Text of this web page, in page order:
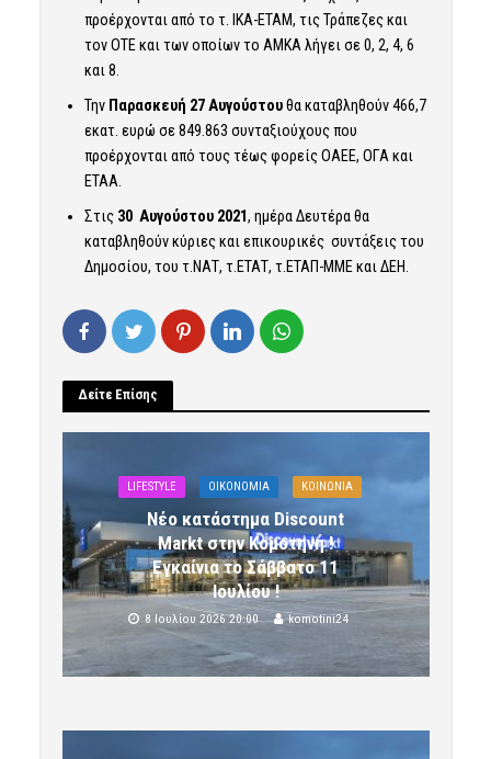
προέρχονται από το τ. ΙΚΑ-ΕΤΑΜ, τις Τράπεζες και
τον ΟΤΕ και των οποίων το ΑΜΚΑ λήγει σε 0, 2, 4, 6
και 8.
Την Παρασκευή 27 Αυγούστουθα καταβληθούν 466,7
εκατ. ευρώ σε 849.863 συνταξιούχους που
προέρχονται από τους τέως φορείςΟΑΕΕ, ΟΓΑκαι
ΕΤΑΑ.
Στις 30 Αυγούστου 2021, ημέρα Δευτέρα θα
καταβληθούν κύριες και επικουρικές συντάξεις του
Δημοσίου, του τ.ΝΑΤ, τ.ΕΤΑΤ, τ.ΕΤΑΠ-ΜΜΕ και ΔΕΗ.
Δείτε Επίσης
LIFESTYLE OIKONOMIA ΚΟΙΝΩΝΙΑ
Νέο κατάστημα Discount
Markt στην Κομοτηνή !
Εγκαίνια το Σάββατο 11
Ιουλίου !
8 Ιουλίου 2026 20:00 komotini24